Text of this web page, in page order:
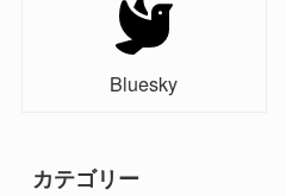
Bluesky
カテゴリー